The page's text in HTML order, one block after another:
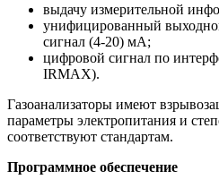
выдачу измерительной
унифицированный
сигнал (4-20) мА;
цифровой сигнал по
IRMAX).
Газоанализаторы имеют
параметры электропитания и
соответствуют стандартам.
Программное обеспечение